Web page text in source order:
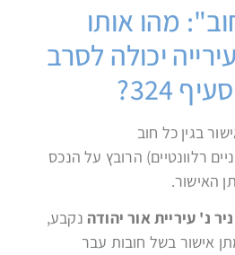
מהו אותו
יכולה לסרב
324?
בגין כל חוב
רלוונטיים) הרובץ על הנכס
האישור.
נ' עיריית אור יהודה נקבע,
אישור בשל חובות עבר